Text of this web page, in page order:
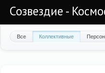
Созвездие -
Все Коллективные